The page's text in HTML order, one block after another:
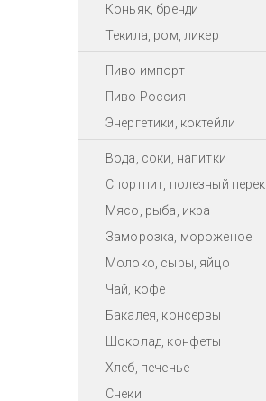
Коньяк, бренди
Текила, ром, ликер
Пиво импорт
Пиво Россия
Энергетики, коктейли
Вода, соки, напитки
Спортпит, полезный
Мясо, рыба, икра
Заморозка, мороженое
Молоко, сыры, яйцо
Чай, кофе
Бакалея, консервы
Шоколад, конфеты
Хлеб, печенье
Снеки